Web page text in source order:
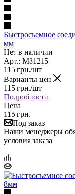
Быстросъемное
мм
Нет в наличии
Арт.: M81215
115 грн./шт
Варианты цен
115 грн./шт
Подробности
Цена
115 грн.
Под заказ
Наши менеджеры
условия заказа